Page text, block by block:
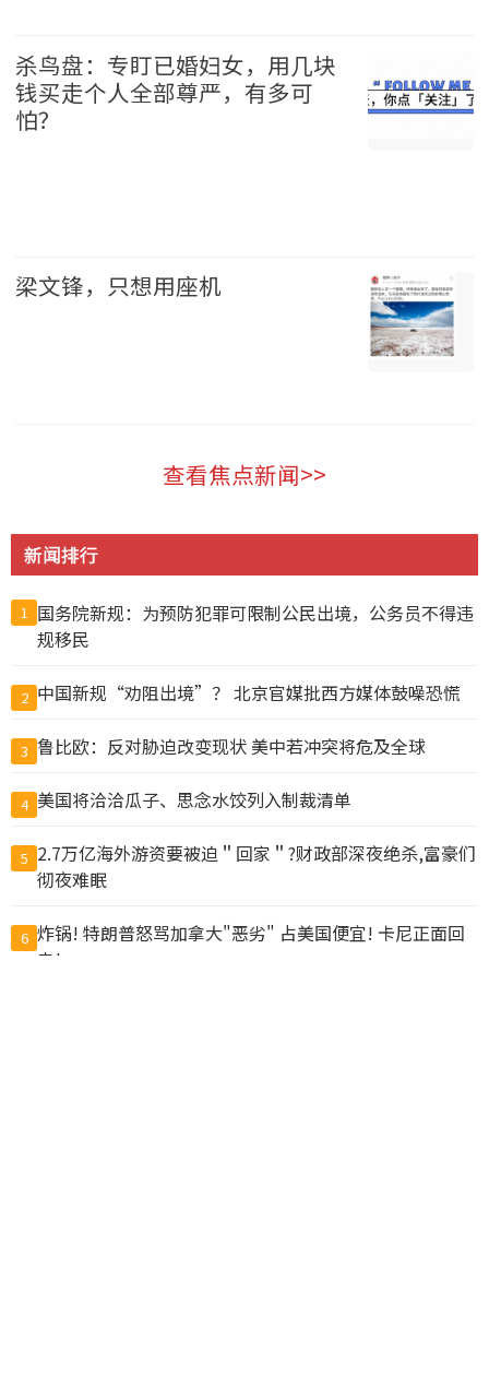
杀鸟盘：专盯已婚妇女，用几块
钱买走个人全部尊严，有多可
怕？
梁文锋，只想用座机
查看焦点新闻>>
新闻排行
1 国务院新规：为预防犯罪可限制公民出境，公务员不得违
规移民
2 中国新规“劝阻出境”？ 北京官媒批西方媒体鼓噪恐慌
3 鲁比欧：反对胁迫改变现状 美中若冲突将危及全球
4 美国将洽洽瓜子、思念水饺列入制裁清单
5 2.7万亿海外游资要被迫＂回家＂?财政部深夜绝杀,富豪们
彻夜难眠
6 炸锅! 特朗普怒骂加拿大"恶劣" 占美国便宜! 卡尼正面回
击!